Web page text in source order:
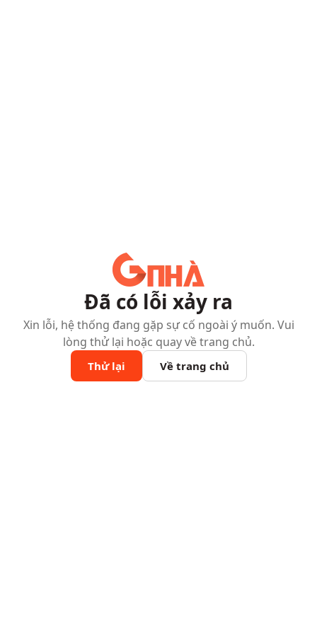
Đã có lỗi xảy ra
Xin lỗi, hệ thống đang gặp sự cố ngoài ý muốn. Vui
lòng thử lại hoặc quay về trang chủ.
Thử lại Về trang chủ